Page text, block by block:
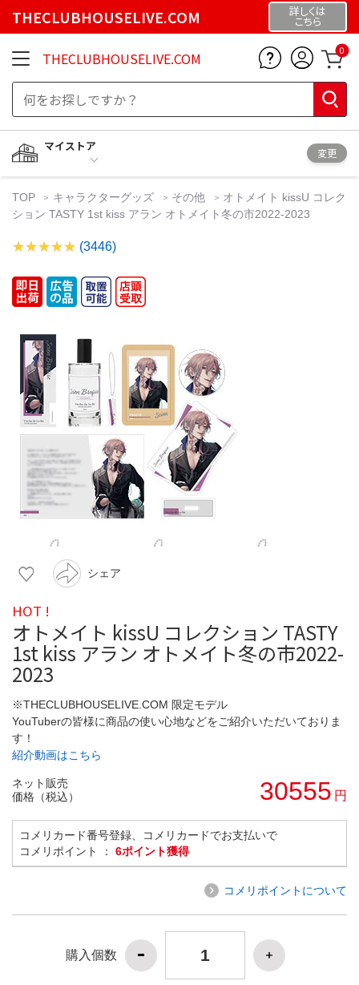
THECLUBHOUSELIVE.COM 詳しくは
こちら
THECLUBHOUSELIVE.COM 0
マイストア
変更
TOP キャラクターグッズ その他
オトメイト kissU コレク
ション TASTY 1st kiss アラン オトメイト冬の市2022-2023
(3446)
シェア
HOT !
オトメイト kissU コレクション TASTY
1st kiss アラン オトメイト冬の市2022-
2023
※THECLUBHOUSELIVE.COM 限定モデル
YouTuberの皆様に商品の使い心地などをご紹介いただいておりま
す！
紹介動画はこちら
ネット販売
価格（税込）
30555 円
コメリカード番号登録、コメリカードでお支払いで
コメリポイント ： 6ポイント獲得
コメリポイントについて
購入個数